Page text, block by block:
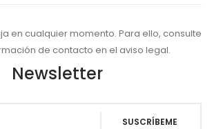
en cualquier momento. Para ello, consulte
de contacto en el aviso legal.
Newsletter